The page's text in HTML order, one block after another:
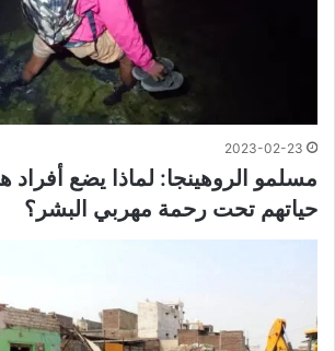
2023-02-23
مسلمو الروهينجا: لماذا يضع أفراد
حياتهم تحت رحمة مهربي البشر؟